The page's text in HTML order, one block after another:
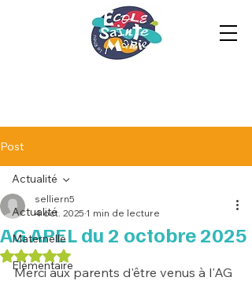
Post
Actualité
Maternelle
Elémentaire
Actualité
AG APEL du 2 octobre 2025
selliern5
4 oct. 2025 1 min de lecture
Noté NaN étoiles sur 5.
Merci aux parents d'être venus à l'AG